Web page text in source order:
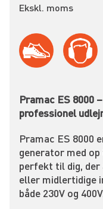
Ekskl. moms
Pramac ES 8000
professionel
Pramac ES 8000
generator med
perfekt til dig, der
eller midlertidige
både 230V og